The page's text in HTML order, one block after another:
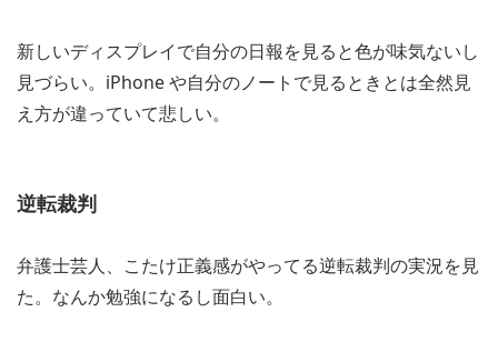
新しいディスプレイで自分の日報を見ると色が味気ないし
見づらい。iPhone や自分のノートで見るときとは全然見
え方が違っていて悲しい。
逆転裁判
弁護士芸人、こたけ正義感がやってる逆転裁判の実況を見
た。なんか勉強になるし面白い。